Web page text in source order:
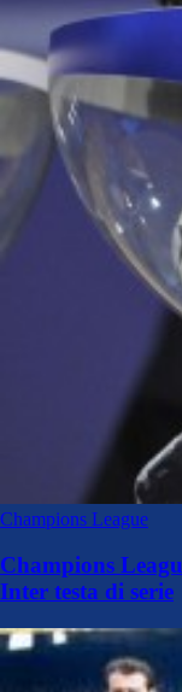
Champions League
Champions
Inter testa di serie